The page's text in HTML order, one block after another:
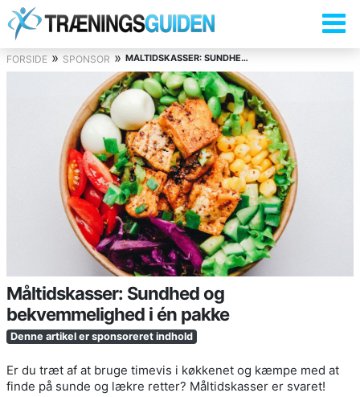
FORSIDE » SPONSOR » MÅLTIDSKASSER: SUNDHED OG BEKVEMMELIGHED I ÉN PAKKE
Måltidskasser: Sundhed og
bekvemmelighed i én pakke
Denne artikel er sponsoreret indhold
Er du træt af at bruge timevis i køkkenet og kæmpe med at
finde på sunde og lækre retter? Måltidskasser er svaret!